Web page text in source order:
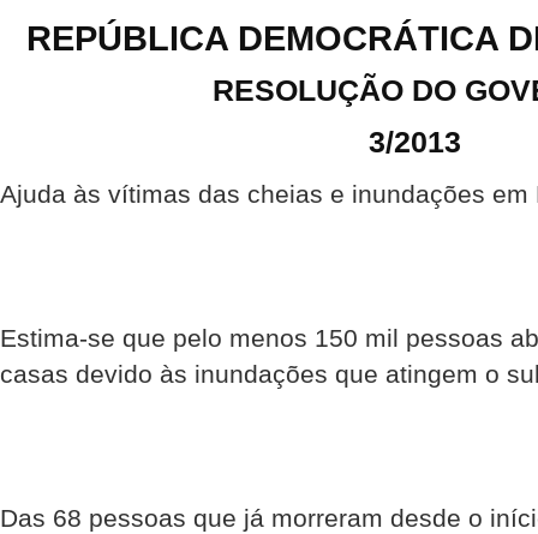
REPÚBLICA DEMOCRÁTICA
RESOLUÇÃO DO
3/2013
Ajuda às vítimas das cheias e inundações em
Estima-se que pelo menos 150 mil pessoas
casas devido às inundações que atingem o
Das 68 pessoas que já morreram desde o